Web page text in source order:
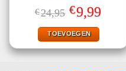
Gewaardeerd
4.40uit 5
€24,95 Oorspronkelijke
prijs
was:
€24,95.
€9,99Huidige
prijs
TOEVOEGEN